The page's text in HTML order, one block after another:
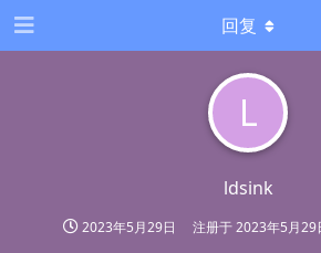
L
ldsink
2023年5月29日 注册于2023年5月29
回复